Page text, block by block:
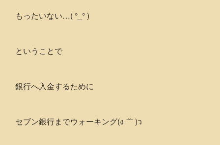
もったいない…( °_° )
ということで
銀行へ入金するために
セブン銀行までウォーキング(ง ˙˘˙ )ว